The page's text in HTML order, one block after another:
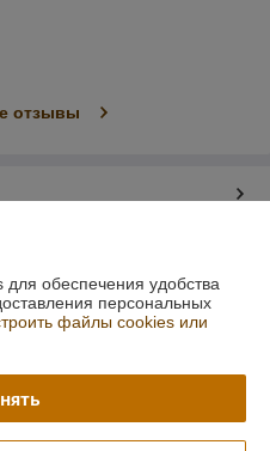
отзывы
обеспечения удобства
персональных
файлы cookies или